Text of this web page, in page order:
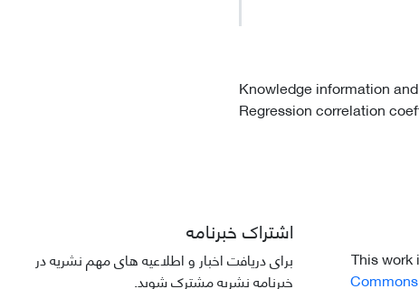
Knowledge information
Regression correlation
This
اشتراک خبرنامه
برای دریافت اخبار و اطلاعیه های مهم نشریه در
خبرنامه نشریه مشترک شوید.